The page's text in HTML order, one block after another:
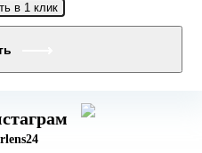
в 1 клик